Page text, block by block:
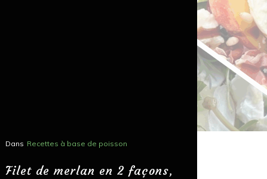
Dans Recettes à base de poisson
Filet de merlan en 2 façons,